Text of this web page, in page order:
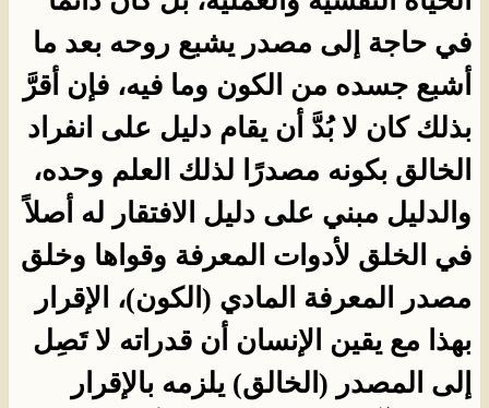
في حاجة إلى مصدر يشبع روحه بعد ما
أشبع جسده من الكون وما فيه، فإن أقرَّ
بذلك كان لا بُدَّ أن يقام دليل على انفراد
الخالق بكونه مصدرًا لذلك العلم وحده،
والدليل مبني على دليل الافتقار له أصلاً
في الخلق لأدوات المعرفة وقواها وخلق
مصدر المعرفة المادي (الكون)، الإقرار
بهذا مع يقين الإنسان أن قدراته لا تَصِل
إلى المصدر (الخالق) يلزمه بالإقرار